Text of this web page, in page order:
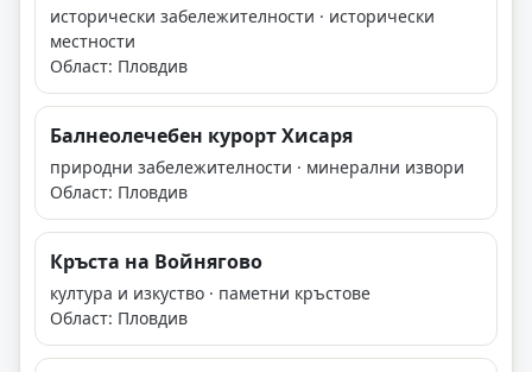
исторически забележителности · исторически
местности
Област: Пловдив
Балнеолечебен курорт Хисаря
природни забележителности · минерални извори
Област: Пловдив
Кръста на Войнягово
култура и изкуство · паметни кръстове
Област: Пловдив